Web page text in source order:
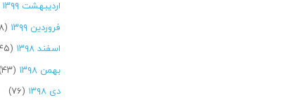
اردیبهشت ۱۳۹۹
فروردین ۱۳۹۹
(۴۸)
اسفند ۱۳۹۸
(۴۵)
بهمن ۱۳۹۸
(۴۳)
دی ۱۳۹۸
(۷۶)